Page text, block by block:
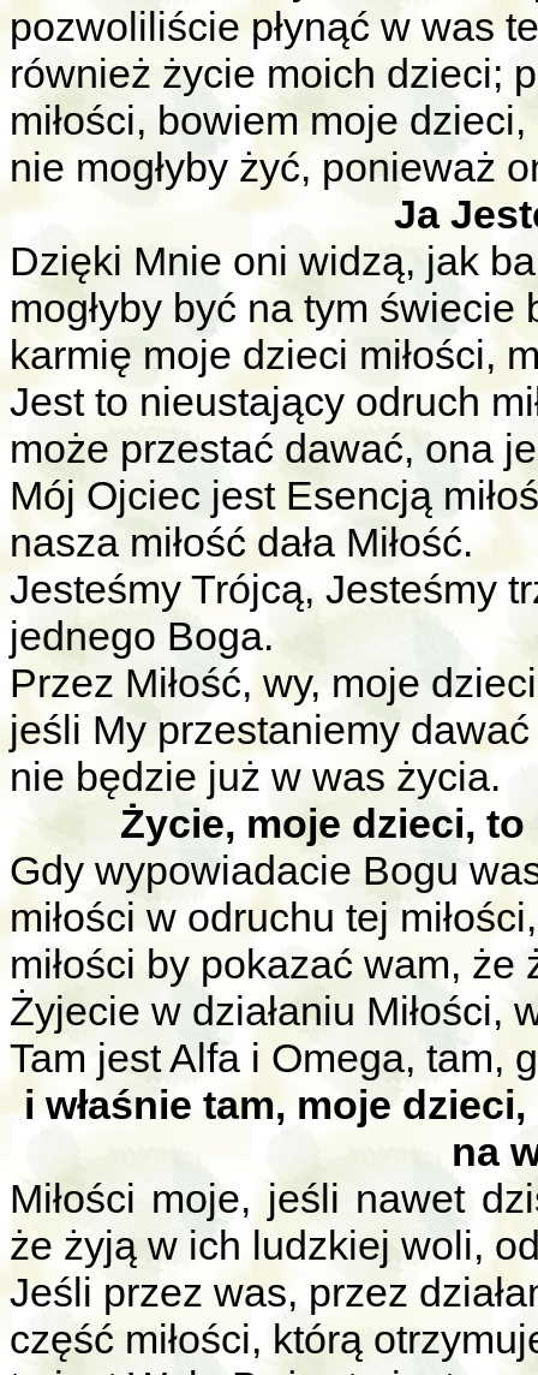
pozwoliliście płynąć w was
również życie moich dzieci;
miłości, bowiem moje
nie mogłyby żyć, ponieważ
Ja
Dzięki Mnie oni widzą, jak
mogłyby być na tym
karmię moje dzieci miłości,
Jest to nieustający odruch
może przestać dawać, ona
Mój Ojciec jest Esencją
nasza miłość dała Miłość.
Jesteśmy Trójcą, Jesteśmy
jednego Boga.
Przez Miłość, wy, moje
jeśli My przestaniemy
nie będzie już w was życia.
Życie, moje dzieci, to
Gdy wypowiadacie Bogu
miłości w odruchu tej
miłości by pokazać wam, że
Żyjecie w działaniu Miłości,
Tam jest Alfa i Omega, tam,
i właśnie tam, moje
na
Miłości moje, jeśli nawet
że żyją w ich ludzkiej woli,
Jeśli przez was, przez
część miłości, którą